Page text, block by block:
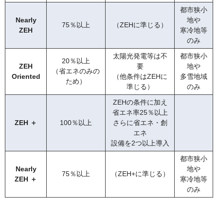
Nearly
ZEH
75％以上 （ZEHに準じる）
都市狭小
地や
寒冷地等
のみ
ZEH
Oriented
20％以上
（省エネのみの
ため）
太陽光発電等は不
要
（他条件はZEHに
準じる）
都市狭小
地や
多雪地域
のみ
ZEH ＋ 100％以上
ZEHの条件に加え
省エネ率25％以上
さらに省エネ・創
エネ
設備を2つ以上導入
Nearly
ZEH ＋
75％以上 （ZEH+に準じる）
都市狭小
地や
寒冷地等
のみ